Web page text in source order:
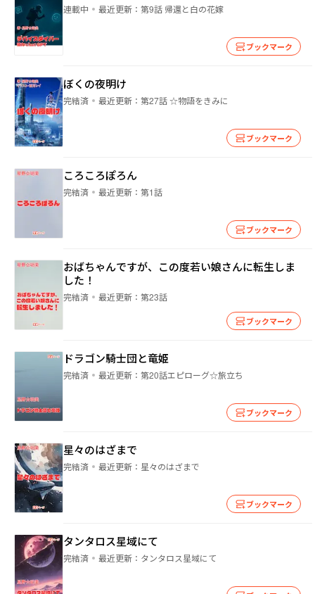
連載中 最近更新： 第9話 帰還と白の花嫁
ブックマーク
ぼくの夜明け
完結済 最近更新： 第27話 ☆物語をきみに
ブックマーク
ころころぽろん
完結済 最近更新： 第1話
ブックマーク
おばちゃんですが、この度若い娘さんに転生しま
した！
完結済 最近更新： 第23話
ブックマーク
ドラゴン騎士団と竜姫
完結済 最近更新： 第20話エピローグ☆旅立ち
ブックマーク
星々のはざまで
完結済 最近更新： 星々のはざまで
ブックマーク
タンタロス星域にて
完結済 最近更新： タンタロス星域にて